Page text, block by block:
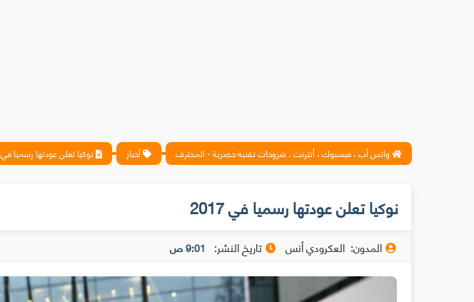
واتس آب ، فيسبوك ، أنترنت ، شروحات تقنية حصرية - المحترف أخبار نوكيا تعلن عودتها رسميا في 2017
نوكيا تعلن عودتها رسميا في 2017
المدون: العكرودي أنس تاريخ النشر: 9:01 ص